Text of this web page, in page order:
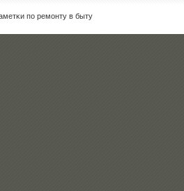
пο ремοнту в быту